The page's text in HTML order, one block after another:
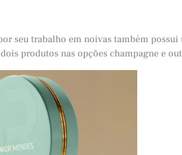
seu trabalho em noivas também possui
produtos nas opções champagne e